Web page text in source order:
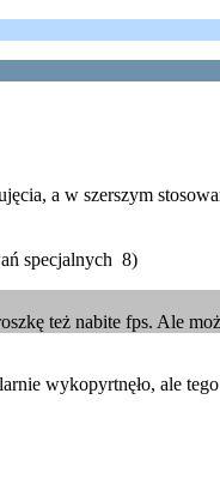
a w szerszym
specjalnych 8)
też nabite fps. Ale
wykopyrtnęło, ale